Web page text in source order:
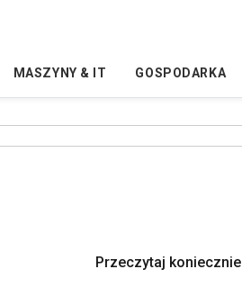
MASZYNY & IT GOSPODARKA
Przeczytaj koniecznie